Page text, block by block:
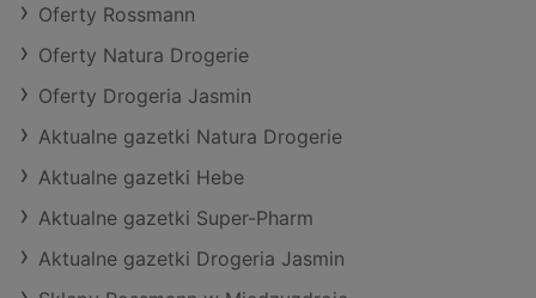
Oferty Rossmann
Oferty Natura Drogerie
Oferty Drogeria Jasmin
Aktualne gazetki Natura Drogerie
Aktualne gazetki Hebe
Aktualne gazetki Super-Pharm
Aktualne gazetki Drogeria Jasmin